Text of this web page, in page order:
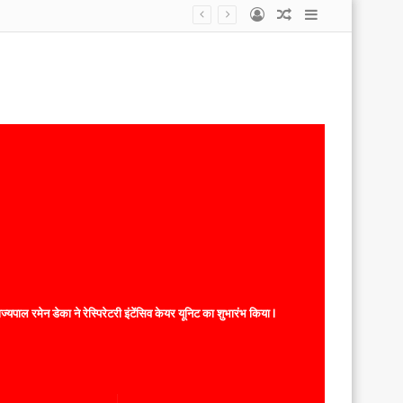
Sidebar
Random
Log
रमेन डेका ने रेस्पिरेटरी इंटेंसिव केयर यूनिट का शुभारंभ किया l